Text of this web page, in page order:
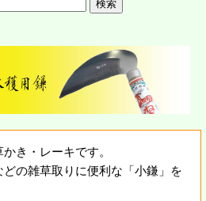
き・レーキです。
の雑草取りに便利な「小鎌」を